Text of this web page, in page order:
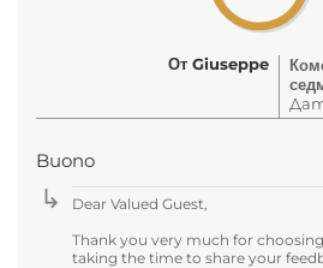
От Giuseppe
Buono
Dear Valued Guest,
Thank you very much for
taking the time to share your